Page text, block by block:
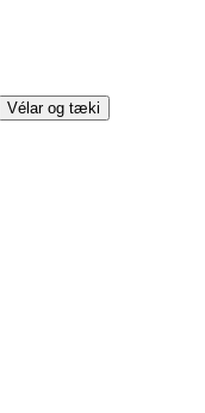
Vélar og tæki